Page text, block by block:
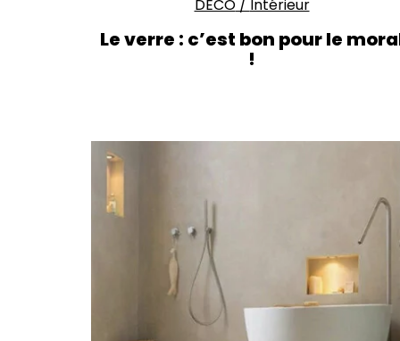
DECO/ Intérieur
Le verre : c’est bon pour le
!